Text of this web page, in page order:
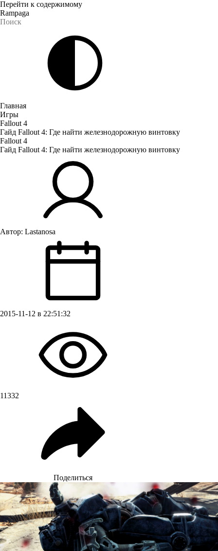
Перейти к содержимому
Rampaga
Главная
Игры
Fallout 4
Гайд Fallout 4: Где найти железнодорожную винтовку
Fallout 4
Гайд Fallout 4: Где найти железнодорожную винтовку
Автор: Lastanosa
2015-11-12 в 22:51:32
11332
Поделиться